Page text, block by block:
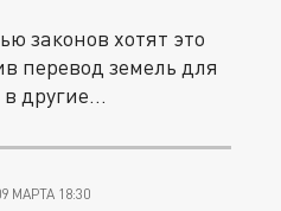
законов хотят это
перевод земель для
в другие...
МАРТА 18:30